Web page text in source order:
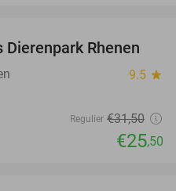
19%
Dierenpark Rhenen
9.5 star
Regulier €31,50
€25,50